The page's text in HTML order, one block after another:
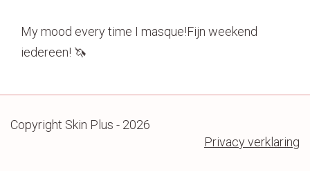
My mood every time I masque!Fijn weekend
iedereen! 🦄
Copyright Skin Plus - 2026
Privacy verklaring